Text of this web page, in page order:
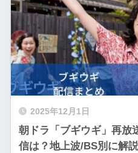
2025年12月1日
朝ドラ「ブギウギ」再放
信は？地上波/BS別に解説